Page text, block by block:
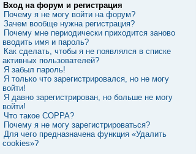
Вход на форум и регистрация
Почему я не могу войти на форум?
Зачем вообще нужна регистрация?
Почему мне периодически приходится заново
вводить имя и пароль?
Как сделать, чтобы я не появлялся в списке
активных пользователей?
Я забыл пароль!
Я только что зарегистрировался, но не могу
войти!
Я давно зарегистрирован, но больше не могу
войти!
Что такое COPPA?
Почему я не могу зарегистрироваться?
Для чего предназначена функция «Удалить
cookies»?